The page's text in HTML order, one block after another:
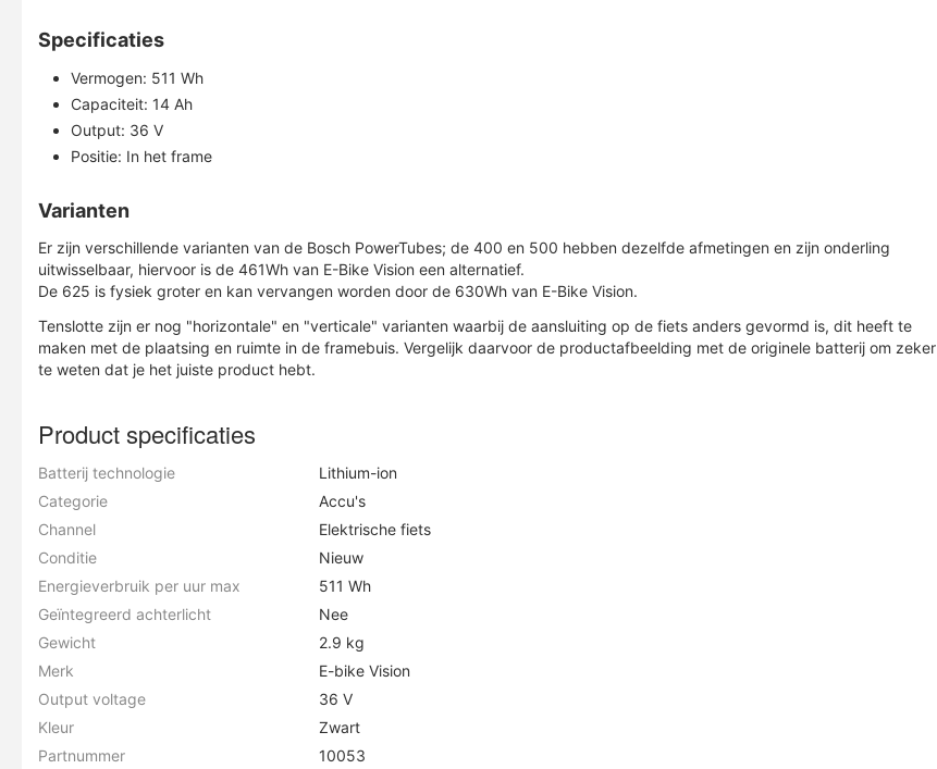
Specificaties
Vermogen: 511 Wh
Capaciteit: 14 Ah
Output: 36 V
Positie: In het frame
Varianten
Er zijn verschillende varianten van de Bosch PowerTubes; de 400 en 500 hebben dezelfde afmetingen en zijn onderling
uitwisselbaar, hiervoor is de 461Wh van E-Bike Vision een alternatief.
De 625 is fysiek groter en kan vervangen worden door de 630Wh van E-Bike Vision.
Tenslotte zijn er nog "horizontale" en "verticale" varianten waarbij de aansluiting op de fiets anders gevormd is, dit heeft te
maken met de plaatsing en ruimte in de framebuis. Vergelijk daarvoor de productafbeelding met de originele batterij om zeker
te weten dat je het juiste product hebt.
Product specificaties
Batterij technologie
Lithium-ion
Categorie
Accu's
Channel
Elektrische fiets
Conditie
Nieuw
Energieverbruik per uur max
511 Wh
Geïntegreerd achterlicht
Nee
Gewicht
2.9 kg
Merk
E-bike Vision
Output voltage
36 V
Kleur
Zwart
Partnummer
10053